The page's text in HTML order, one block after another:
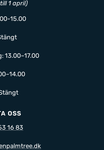
1 april)
15.00
13.00–17.00
OSS
16 83